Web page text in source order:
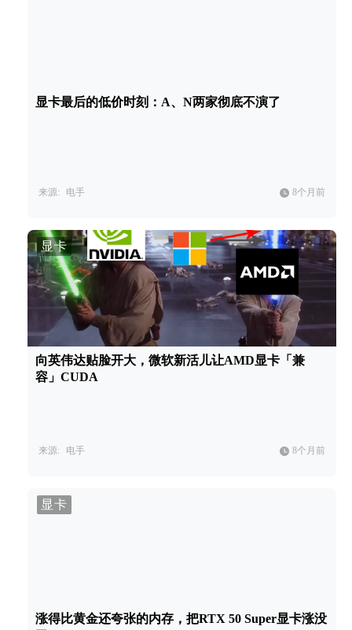
显卡最后的低价时刻：A、N两家彻底不演了
来源: 电手 8个月前
显卡
向英伟达贴脸开大，微软新活儿让AMD显卡「兼
容」CUDA
来源: 电手 8个月前
显卡
涨得比黄金还夸张的内存，把RTX 50 Super显卡涨没